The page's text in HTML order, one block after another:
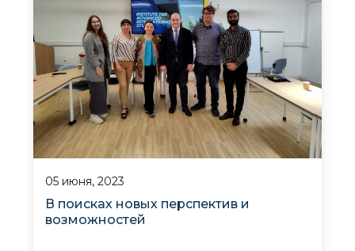
05 июня, 2023
В поисках новых перспектив и
возможностей